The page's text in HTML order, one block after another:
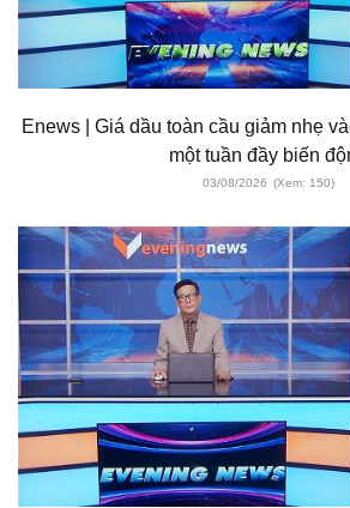
Enews | Giá dầu toàn cầu giảm nhẹ
một tuần đầy biến
03/08/2026 (Xem: 150)